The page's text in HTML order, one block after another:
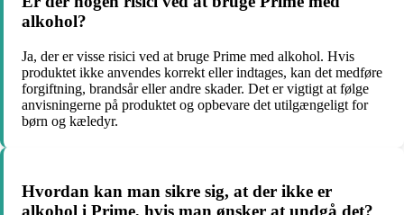
alkohol?
Ja, der er visse risici ved at bruge Prime med alkohol. Hvis
produktet ikke anvendes korrekt eller indtages, kan det medføre
forgiftning, brandsår eller andre skader. Det er vigtigt at følge
anvisningerne på produktet og opbevare det utilgængeligt for
børn og kæledyr.
Hvordan kan man sikre sig, at der ikke er
alkohol i Prime, hvis man ønsker at undgå det?